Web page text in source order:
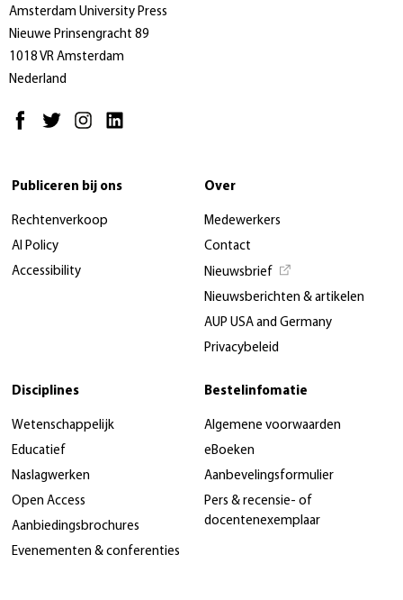
Amsterdam University Press
Nieuwe Prinsengracht 89
1018 VR Amsterdam
Nederland
Publiceren bij ons
Rechtenverkoop
AI Policy
Accessibility
Over
Medewerkers
Contact
Nieuwsbrief
Nieuwsberichten & artikelen
AUP USA and Germany
Privacybeleid
Disciplines
Wetenschappelijk
Educatief
Naslagwerken
Open Access
Aanbiedingsbrochures
Evenementen & conferenties
Bestelinfomatie
Algemene voorwaarden
eBoeken
Aanbevelingsformulier
Pers & recensie- of
docentenexemplaar